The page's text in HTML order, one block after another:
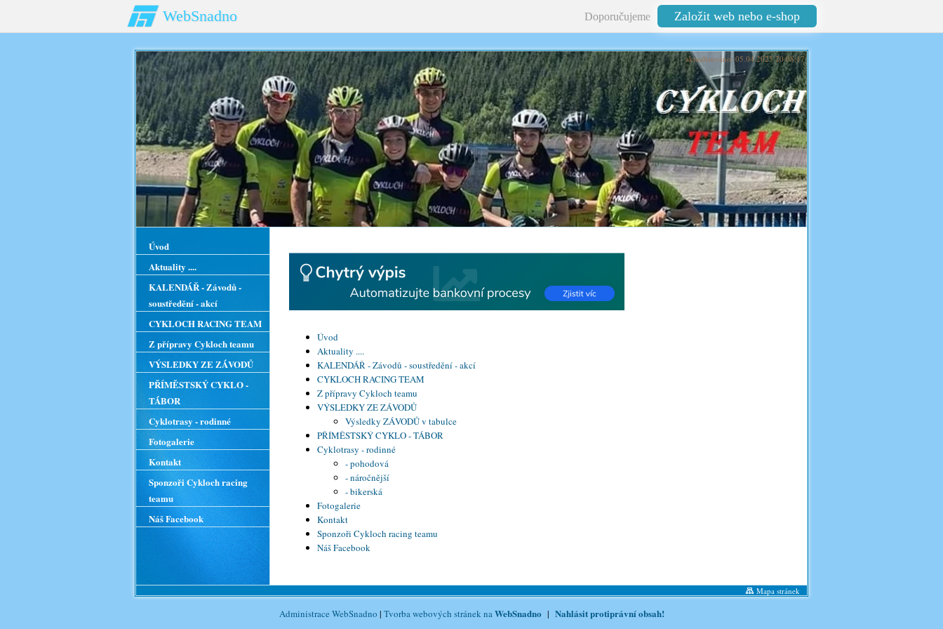
WebSnadno Doporučujeme Založit web nebo e-shop
aktualizováno: 05.04.2025 20:08:17
Úvod
Aktuality ....
KALENDÁŘ - Závodů - soustředění - akcí
CYKLOCH RACING TEAM
Z přípravy Cykloch teamu
VÝSLEDKY ZE ZÁVODŮ
Výsledky ZÁVODŮ v tabulce
PŘÍMĚSTSKÝ CYKLO - TÁBOR
Cyklotrasy - rodinné
- pohodová
- náročnější
- bikerská
Fotogalerie
Kontakt
Sponzoři Cykloch racing teamu
Náš Facebook
Úvod
Aktuality ....
KALENDÁŘ - Závodů -
soustředění - akcí
CYKLOCH RACING TEAM
Z přípravy Cykloch teamu
VÝSLEDKY ZE ZÁVODŮ
PŘÍMĚSTSKÝ CYKLO -
TÁBOR
Cyklotrasy - rodinné
Fotogalerie
Kontakt
Sponzoři Cykloch racing
teamu
Náš Facebook
Mapa stránek
Administrace WebSnadno | Tvorba webových stránek naWebSnadno | Nahlásit protiprávní obsah!